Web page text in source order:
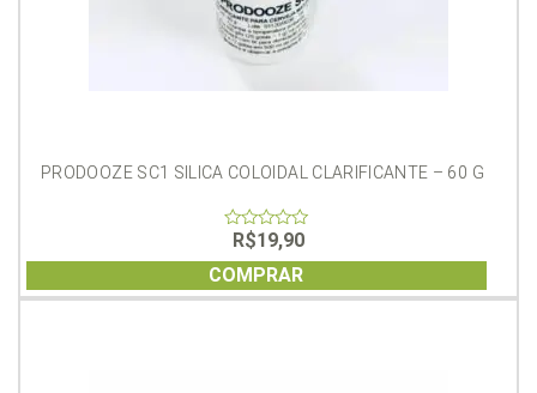
PRODOOZE SC1 SILICA COLOIDAL CLARIFICANTE – 60 G
of
5
R$19,90
COMPRAR